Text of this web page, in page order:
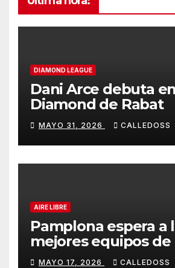
DIAMOND LEAGUE
Dani Arce debuta
Diamond de Rabat
MAYO 31, 2026 CALLEDOSS
AIRE LIBRE
Pamplona espera a
mejores equipos de
Joma e Iberdrola
MAYO 17, 2026 CALLEDOSS